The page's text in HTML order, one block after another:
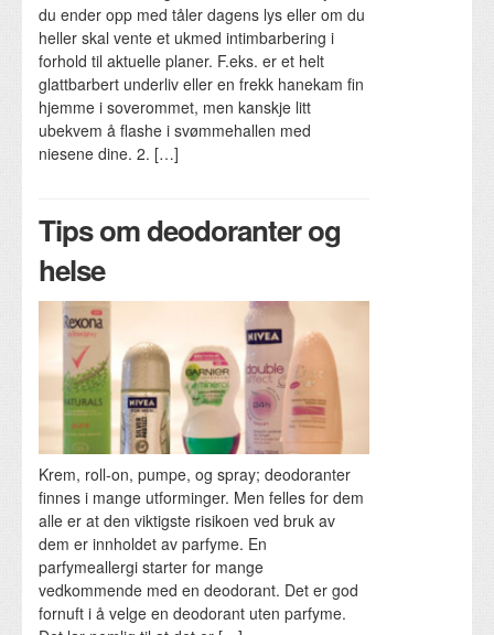
du ender opp med tåler dagens lys eller om du
heller skal vente et ukmed intimbarbering i
forhold til aktuelle planer. F.eks. er et helt
glattbarbert underliv eller en frekk hanekam fin
hjemme i soverommet, men kanskje litt
ubekvem å flashe i svømmehallen med
niesene dine. 2. […]
Tips om deodoranter og
helse
Krem, roll-on, pumpe, og spray; deodoranter
finnes i mange utforminger. Men felles for dem
alle er at den viktigste risikoen ved bruk av
dem er innholdet av parfyme. En
parfymeallergi starter for mange
vedkommende med en deodorant. Det er god
fornuft i å velge en deodorant uten parfyme.